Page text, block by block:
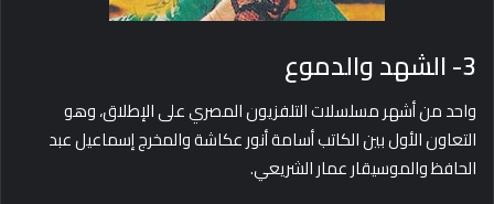
3- الشهد والدموع
واحد من أشهر مسلسلات التلفزيون المصري على الإطلاق، وهو
التعاون الأول بين الكاتب أسامة أنور عكاشة والمخرج إسماعيل عبد
الحافظ والموسيقار عمار الشريعي.